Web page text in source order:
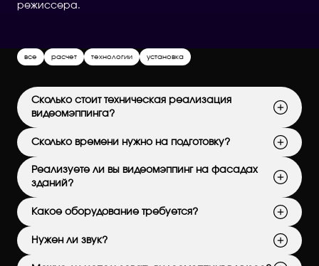
режиссера.
все расчет технологии установка
Сколько стоит техническая реализация
видеомэппинга?
Сколько времени нужно на подготовку?
Реализуете ли вы видеомэппинг на фасадах
зданий?
Какое оборудование требуется?
Нужен ли звук?